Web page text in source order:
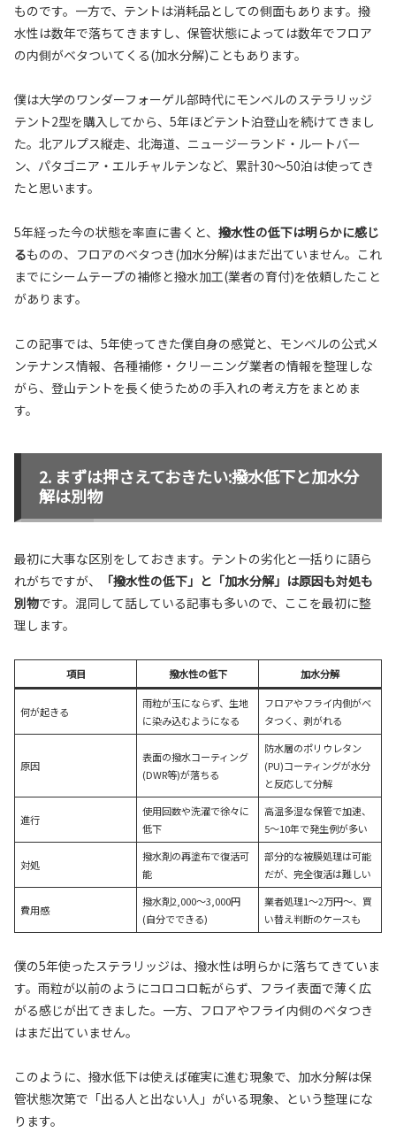
ものです。一方で、テントは消耗品としての側面もあります。撥
水性は数年で落ちてきますし、保管状態によっては数年でフロア
の内側がベタついてくる(加水分解)こともあります。
僕は大学のワンダーフォーゲル部時代にモンベルのステラリッジ
テント2型を購入してから、5年ほどテント泊登山を続けてきまし
た。北アルプス縦走、北海道、ニュージーランド・ルートバー
ン、パタゴニア・エルチャルテンなど、累計30〜50泊は使ってき
たと思います。
5年経った今の状態を率直に書くと、 撥水性の低下は明らかに感じ
るものの、フロアのベタつき(加水分解)はまだ出ていません。これ
までにシームテープの補修と撥水加工(業者の育付)を依頼したこと
があります。
この記事では、5年使ってきた僕自身の感覚と、モンベルの公式メ
ンテナンス情報、各種補修・クリーニング業者の情報を整理しな
がら、登山テントを長く使うための手入れの考え方をまとめま
す。
まずは押さえておきたい:撥水低下と加水分
解は別物
最初に大事な区別をしておきます。テントの劣化と一括りに語ら
れがちですが、
「撥水性の低下」と「加水分解」は原因も対処も
別物です。混同して話している記事も多いので、ここを最初に整
理します。
項目 撥水性の低下 加水分解
何が起きる
雨粒が玉にならず、生地
に染み込むようになる
フロアやフライ内側がベ
タつく、剥がれる
原因
表面の撥水コーティング
(DWR等)が落ちる
防水層のポリウレタン
(PU)コーティングが水分
と反応して分解
進行
使用回数や洗濯で徐々に
低下
高温多湿な保管で加速、
5〜10年で発生例が多い
対処
撥水剤の再塗布で復活可
能
部分的な被膜処理は可能
だが、完全復活は難しい
費用感
撥水剤2,000〜3,000円
(自分でできる)
業者処理1〜2万円〜、買
い替え判断のケースも
僕の5年使ったステラリッジは、撥水性は明らかに落ちてきていま
す。雨粒が以前のようにコロコロ転がらず、フライ表面で薄く広
がる感じが出てきました。一方、フロアやフライ内側のベタつき
はまだ出ていません。
このように、撥水低下は使えば確実に進む現象で、加水分解は保
管状態次第で「出る人と出ない人」がいる現象、という整理にな
ります。